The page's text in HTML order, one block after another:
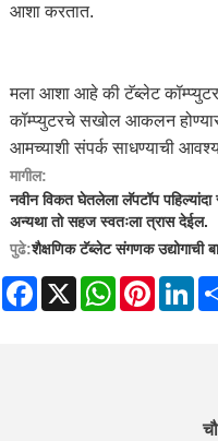
आशा करतात.
मला आशा आहे की टॅब्लेट
कॉम्प्युटरचे सखोल आकलन
आमच्याशी संपर्क साधण्याची
मागील:
नवीन विकत घेतलेला लॅपटॉप पहिल्यांदा
अन्यथा तो सहज स्वतःला त्रास देईल.
पुढे:शैक्षणिक टॅब्लेट संगणक उद्योगाची
Facebook
X WhatsApp